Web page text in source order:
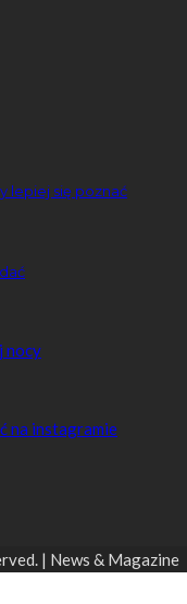
lepiej się poznać
nocy
na instagramie
| News & Magazine